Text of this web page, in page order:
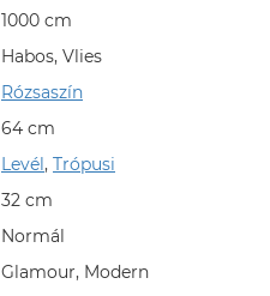
1000 cm
Habos, Vlies
Rózsaszín
64 cm
Levél, Trópusi
32 cm
Normál
Glamour, Modern